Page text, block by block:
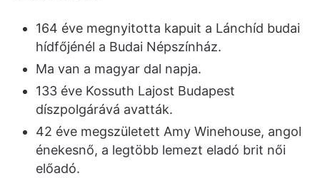
164 éve megnyitotta kapuit a Lánchíd budai
hídfőjénél a Budai Népszínház.
Ma van a magyar dal napja.
133 éve Kossuth Lajost Budapest
díszpolgárává avatták.
42 éve megszületett Amy Winehouse, angol
énekesnő, a legtöbb lemezt eladó brit női
előadó.